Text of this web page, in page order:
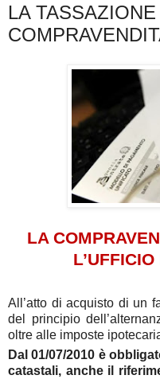
LA
LA
All’atto di acquisto di un
del principio
oltre alle imposte
Dal 01/07/2010 è
catastali, anche il